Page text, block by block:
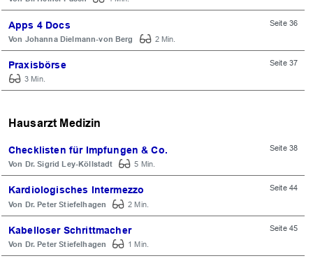
Apps 4 Docs Seite 36
Johanna Dielmann-von Berg 2 Min.
Praxisbörse
Seite 37
3 Min.
Hausarzt Medizin
Checklisten für Impfungen & Co. Seite 38
Dr. Sigrid Ley-Köllstadt 5 Min.
Kardiologisches Intermezzo Seite 44
Dr. Peter Stiefelhagen 2 Min.
Kabelloser Schrittmacher Seite 45
Dr. Peter Stiefelhagen 1 Min.